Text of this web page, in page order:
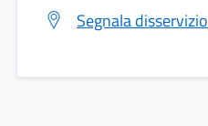
Segnala disservizio